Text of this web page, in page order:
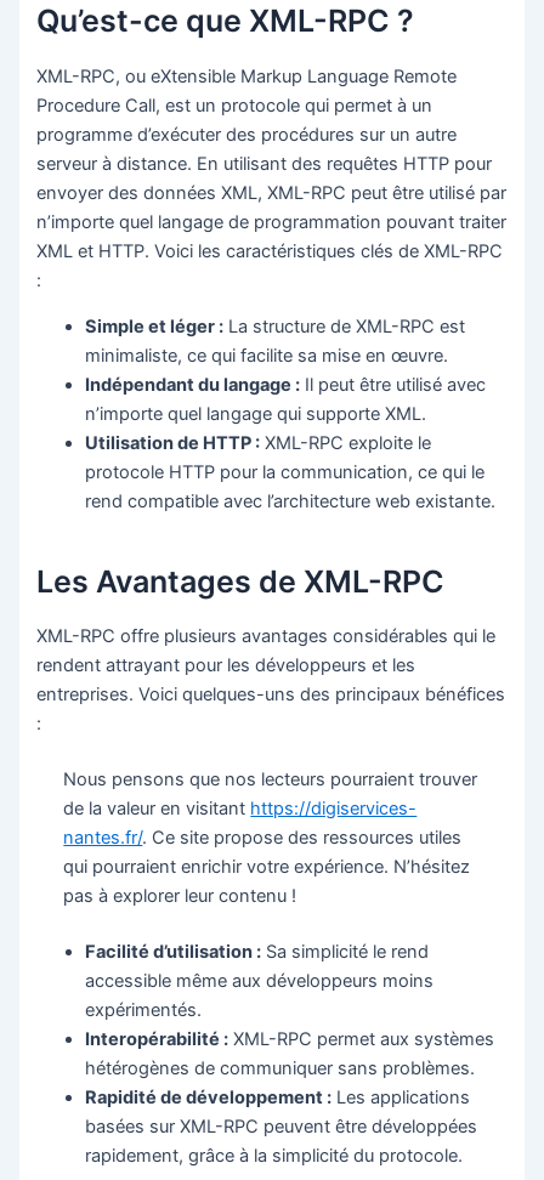
Qu’est-ce que XML-RPC ?
XML-RPC, ou eXtensible Markup Language Remote
Procedure Call, est un protocole qui permet à un
programme d’exécuter des procédures sur un autre
serveur à distance. En utilisant des requêtes HTTP pour
envoyer des données XML, XML-RPC peut être utilisé par
n’importe quel langage de programmation pouvant traiter
XML et HTTP. Voici les caractéristiques clés de XML-RPC
:
Simple et léger : La structure de XML-RPC est
minimaliste, ce qui facilite sa mise en œuvre.
Indépendant du langage : Il peut être utilisé avec
n’importe quel langage qui supporte XML.
Utilisation de HTTP : XML-RPC exploite le
protocole HTTP pour la communication, ce qui le
rend compatible avec l’architecture web existante.
Les Avantages de XML-RPC
XML-RPC offre plusieurs avantages considérables qui le
rendent attrayant pour les développeurs et les
entreprises. Voici quelques-uns des principaux bénéfices
:
Nous pensons que nos lecteurs pourraient trouver
de la valeur en visitant https://digiservices-
nantes.fr/. Ce site propose des ressources utiles
qui pourraient enrichir votre expérience. N’hésitez
pas à explorer leur contenu !
Facilité d’utilisation : Sa simplicité le rend
accessible même aux développeurs moins
expérimentés.
Interopérabilité : XML-RPC permet aux systèmes
hétérogènes de communiquer sans problèmes.
Rapidité de développement : Les applications
basées sur XML-RPC peuvent être développées
rapidement, grâce à la simplicité du protocole.